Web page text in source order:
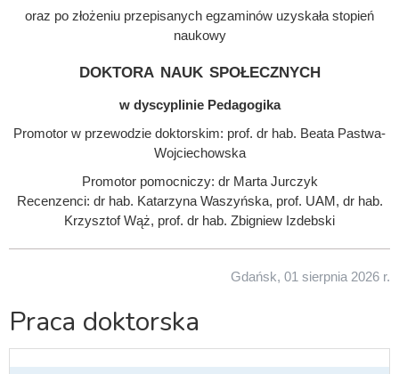
oraz po złożeniu przepisanych egzaminów uzyskała stopień
naukowy
doktora nauk społecznych
w dyscyplinie Pedagogika
Promotor w przewodzie doktorskim: prof. dr hab. Beata Pastwa-
Wojciechowska
Promotor pomocniczy: dr Marta Jurczyk
Recenzenci: dr hab. Katarzyna Waszyńska, prof. UAM, dr hab.
Krzysztof Wąż, prof. dr hab. Zbigniew Izdebski
Gdańsk, 01 sierpnia 2026 r.
Praca doktorska